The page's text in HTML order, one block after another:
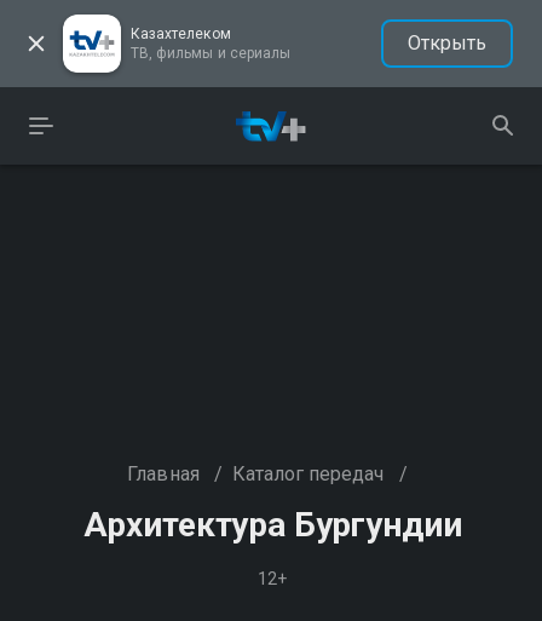
Казахтелеком
ТВ, фильмы и сериалы
Открыть
Главная / Каталог передач /
Архитектура Бургундии
12+